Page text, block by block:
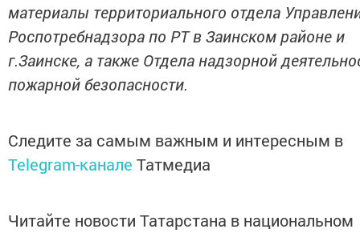
материалы территориального отдела
Роспотребнадзора по РТ в Заинском районе и
г.Заинске, а также Отдела надзорной
пожарной безопасности.
Следите за самым важным и интересным в
Telegram-канале Татмедиа
Читайте новости Татарстана в национальном